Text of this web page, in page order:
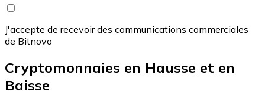
J'accepte de recevoir des communications commerciales
de Bitnovo
Cryptomonnaies en Hausse et en
Baisse